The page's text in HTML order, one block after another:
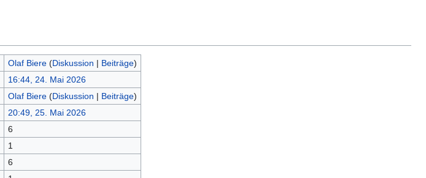
Olaf Biere (Diskussion | Beiträge)
16:44, 24. Mai 2026
Olaf Biere (Diskussion | Beiträge)
20:49, 25. Mai 2026
6
1
6